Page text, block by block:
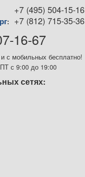
+7 (495) 504-15-16
: +7 (812) 715-35-36
16-67
с мобильных бесплатно!
с 9:00 до 19:00
сетях: